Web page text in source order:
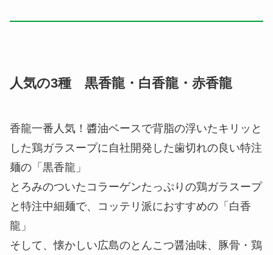
人気の3種 黒香龍・白香龍・赤香龍
香龍一番人気！醬油ベースで背脂の浮いたキリッと
した鶏ガラスープに自社開発した歯切れの良い特注
麺の「黒香龍」
とろみのついたコラーゲンたっぷりの鶏ガラスープ
と特注中細麺で、コッテリ派におすすめの「白香
龍」
そして、懐かしい広島のとんこつ醤油味、豚骨・鶏